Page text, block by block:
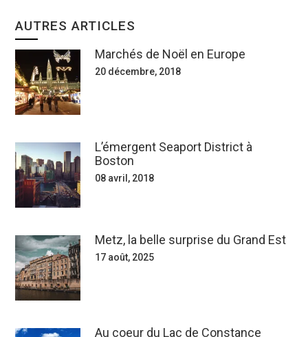
AUTRES ARTICLES
Marchés de Noël en Europe
20 décembre, 2018
L’émergent Seaport District à
Boston
08 avril, 2018
Metz, la belle surprise du Grand Est
17 août, 2025
Au coeur du Lac de Constance